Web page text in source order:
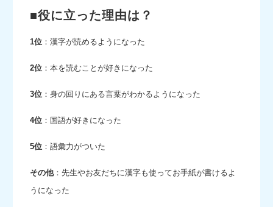
■役に立った理由は？
1位 ：漢字が読めるようになった
2位 ：本を読むことが好きになった
3位 ：身の回りにある言葉がわかるようになった
4位 ：国語が好きになった
5位 ：語彙力がついた
その他：先生やお友だちに漢字も使ってお手紙が書けるよ
うになった